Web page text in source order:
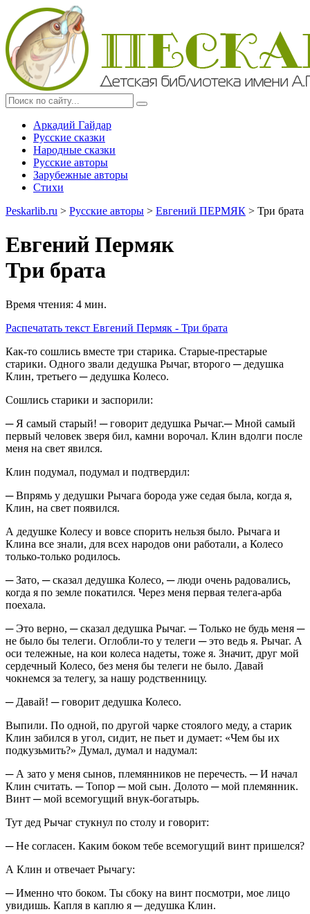
Аркадий Гайдар
Русские сказки
Народные сказки
Русские авторы
Зарубежные авторы
Стихи
Peskarlib.ru > Русские авторы > Евгений ПЕРМЯК > Три брата
Евгений Пермяк
Три брата
Время чтения: 4 мин.
Распечатать текст Евгений Пермяк - Три брата
Как-то сошлись вместе три старика. Старые-престарые
старики. Одного звали дедушка Рычаг, второго ─ дедушка
Клин, третьего ─ дедушка Колесо.
Сошлись старики и заспорили:
─ Я самый старый! ─ говорит дедушка Рычаг.─ Мной самый
первый человек зверя бил, камни ворочал. Клин вдолги после
меня на свет явился.
Клин подумал, подумал и подтвердил:
─ Впрямь у дедушки Рычага борода уже седая была, когда я,
Клин, на свет появился.
А дедушке Колесу и вовсе спорить нельзя было. Рычага и
Клина все знали, для всех народов они работали, а Колесо
только-только родилось.
─ Зато, ─ сказал дедушка Колесо, ─ люди очень радовались,
когда я по земле покатился. Через меня первая телега-арба
поехала.
─ Это верно, ─ сказал дедушка Рычаг. ─ Только не будь меня ─
не было бы телеги. Оглобли-то у телеги ─ это ведь я. Рычаг. А
оси тележные, на кои колеса надеты, тоже я. Значит, друг мой
сердечный Колесо, без меня бы телеги не было. Давай
чокнемся за телегу, за нашу родственницу.
─ Давай! ─ говорит дедушка Колесо.
Выпили. По одной, по другой чарке стоялого меду, а старик
Клин забился в угол, сидит, не пьет и думает: «Чем бы их
подкузьмить?» Думал, думал и надумал:
─ А зато у меня сынов, племянников не перечесть. ─ И начал
Клин считать. ─ Топор ─ мой сын. Долото ─ мой племянник.
Винт ─ мой всемогущий внук-богатырь.
Тут дед Рычаг стукнул по столу и говорит:
─ Не согласен. Каким боком тебе всемогущий винт пришелся?
А Клин и отвечает Рычагу:
─ Именно что боком. Ты сбоку на винт посмотри, мое лицо
увидишь. Капля в каплю я ─ дедушка Клин.